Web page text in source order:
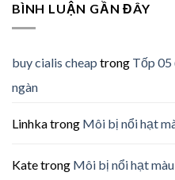
BÌNH LUẬN GẦN ĐÂY
buy cialis cheap trong Tốp 05
ngàn
Linhkatrong Môi bị nổi hạt
Katetrong Môi bị nổi hạt